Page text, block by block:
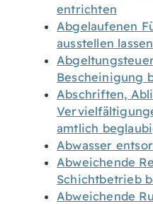
entrichten
Abgelaufenen
ausstellen lassen
Bescheinigung
Abschriften,
amtlich
Abwasser
Abweichende
Schichtbetrieb
Abweichende